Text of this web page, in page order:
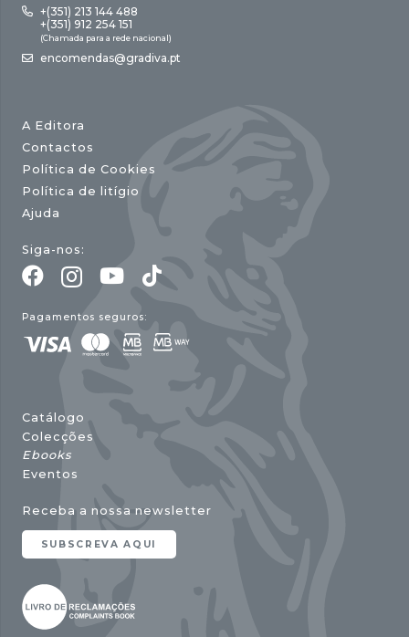
+(351) 213 144 488
+(351) 912 254 151
(Chamada para a rede nacional)
encomendas@gradiva.pt
A Editora
Contactos
Política de Cookies
Política de litígio
Ajuda
Siga-nos:
Pagamentos seguros:
Catálogo
Colecções
Ebooks
Eventos
Receba a nossa newsletter
SUBSCREVA AQUI